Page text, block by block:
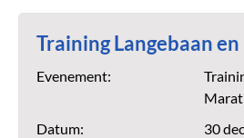
Training Langebaan
Evenement:
Datum:
30